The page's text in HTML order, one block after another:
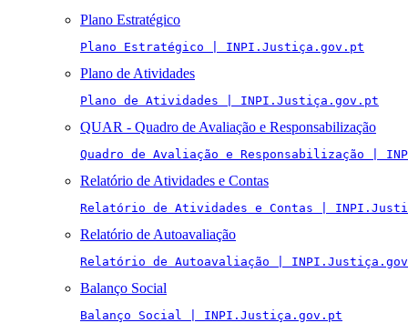
Plano Estratégico
Plano Estratégico | INPI.Justiça.gov.pt
Plano de Atividades
Plano de Atividades | INPI.Justiça.gov.pt
QUAR - Quadro de Avaliação e Responsabilização
Quadro de Avaliação e Responsabilização |
Relatório de Atividades e Contas
Relatório de Atividades e Contas |
Relatório de Autoavaliação
Relatório de Autoavaliação |
Balanço Social
Balanço Social | INPI.Justiça.gov.pt